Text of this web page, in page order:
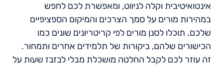
אינטואיטיבית וקלה לניווט, ומאפשרת לכם לחפש
במהירות מורים על סמך הצרכים והמיקום הספציפיים
שלכם. תוכלו לסנן מורים לפי קריטריונים שונים כמו
הכישורים שלהם, ביקורות של תלמידים אחרים ותמחור.
זה עוזר לכם לקבל החלטה מושכלת מבלי לבזבז שעות על